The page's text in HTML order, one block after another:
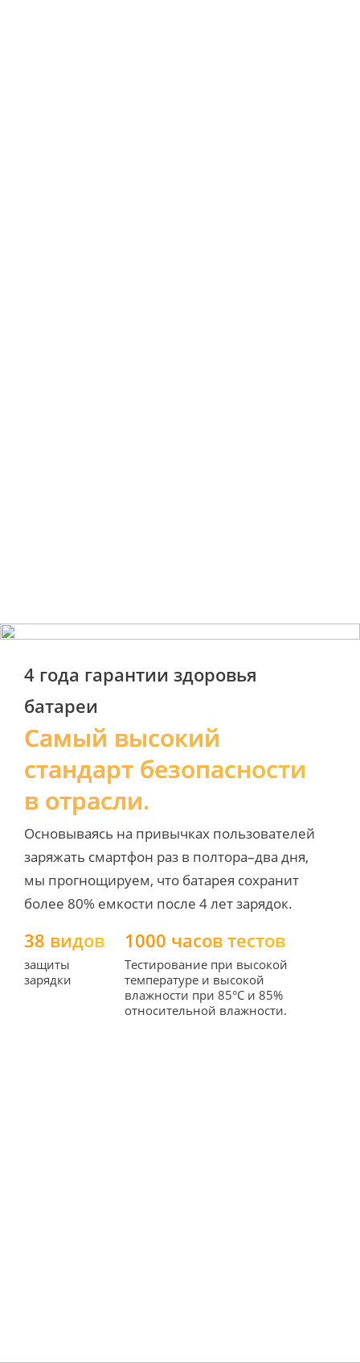
4 года гарантии здоровья
батареи
Самый высокий
стандарт безопасности
в отрасли.
Основываясь на привычках пользователей
заряжать смартфон раз в полтора–два дня,
мы прогнощируем, что батарея сохранит
более 80% емкости после 4 лет зарядок.
38 видов
защиты
зарядки
1000 часов тестов
Тестирование при высокой
температуре и высокой
влажности при 85°C и 85%
относительной влажности.